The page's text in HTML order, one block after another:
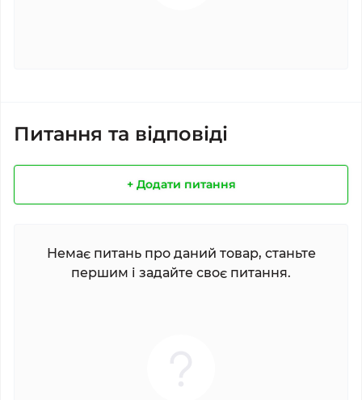
Питання та відповіді
+ Додати питання
Немає питань про даний товар, станьте
першим і задайте своє питання.